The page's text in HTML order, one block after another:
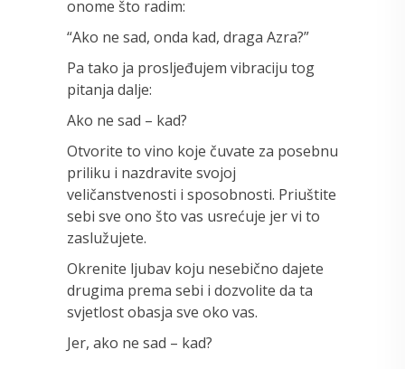
onome što radim:
“Ako ne sad, onda kad, draga Azra?”
Pa tako ja prosljeđujem vibraciju tog
pitanja dalje:
Ako ne sad – kad?
Otvorite to vino koje čuvate za posebnu
priliku i nazdravite svojoj
veličanstvenosti i sposobnosti. Priuštite
sebi sve ono što vas usrećuje jer vi to
zaslužujete.
Okrenite ljubav koju nesebično dajete
drugima prema sebi i dozvolite da ta
svjetlost obasja sve oko vas.
Jer, ako ne sad – kad?